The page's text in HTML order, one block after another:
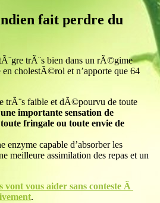
fait perdre du
trÃ¨s bien dans un rÃ©gime
cholestÃ©rol et n’apporte que 64
trÃ¨s faible et dÃ©pourvu de toute
importante sensation de
fringale ou toute envie de
enzyme capable d’absorber les
meilleure assimilation des repas et un
vous aider sans conteste Ã
.